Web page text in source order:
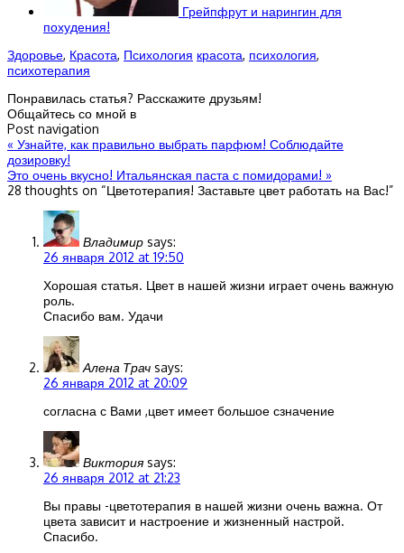
Грейпфрут и нарингин для
похудения!
Здоровье, Красота, Психология красота, психология,
психотерапия
Понравилась статья? Расскажите друзьям!
Общайтесь со мной в
Post navigation
« Узнайте, как правильно выбрать парфюм! Соблюдайте
дозировку!
Это очень вкусно! Итальянская паста с помидорами! »
28 thoughts on “Цветотерапия! Заставьте цвет работать на Вас!”
Владимир says:
26 января 2012 at 19:50
Хорошая статья. Цвет в нашей жизни играет очень важную
роль.
Спасибо вам. Удачи
Алена Трач says:
26 января 2012 at 20:09
согласна с Вами ,цвет имеет большое сзначение
Виктория says:
26 января 2012 at 21:23
Вы правы -цветотерапия в нашей жизни очень важна. От
цвета зависит и настроение и жизненный настрой.
Спасибо.